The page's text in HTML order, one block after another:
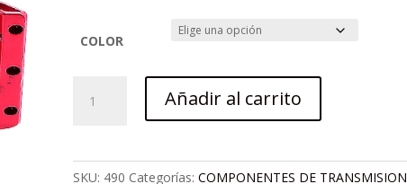
precios:
hasta
$32,843
COLOR
BMX
Añadir al carrito
SKU: 490 Categorías: COMPONENTES DE TRANSMISION